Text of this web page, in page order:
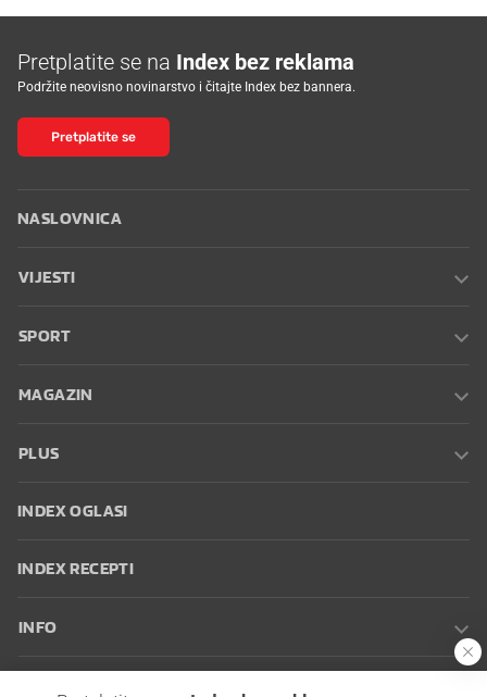
Pretplatite se na Index bez reklama
Podržite neovisno novinarstvo i čitajte Index bez bannera.
Pretplatite se
NASLOVNICA
VIJESTI
SPORT
MAGAZIN
PLUS
INDEX OGLASI
INDEX RECEPTI
INFO